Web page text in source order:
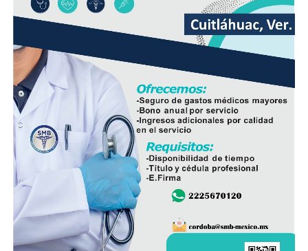
El líder sindical consideró que la estrategia deberá ir
acompañada de la participación de padres de familia,
docentes y autoridades educativas, a fin de que la
regulación tenga resultados positivos y contribuya a
mejorar el desempeño académico y el bienestar integral
de los estudiantes.